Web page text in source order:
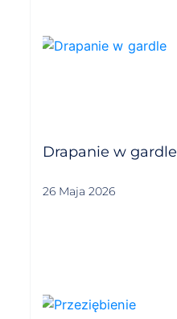
Drapanie w gardle
26 Maja 2026